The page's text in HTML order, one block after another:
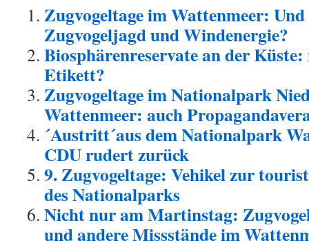
Zugvogeltage im Wattenmeer:
Zugvogeljagd und Windenergie?
Biosphärenreservate an der
Etikett?
Zugvogeltage im Nationalpark
Wattenmeer: auch
´Austritt´aus dem Nationalpark
CDU rudert zurück
9. Zugvogeltage: Vehikel zur
des Nationalparks
Nicht nur am Martinstag:
und andere Missstände im